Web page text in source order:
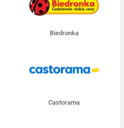
Biedronka
Castorama